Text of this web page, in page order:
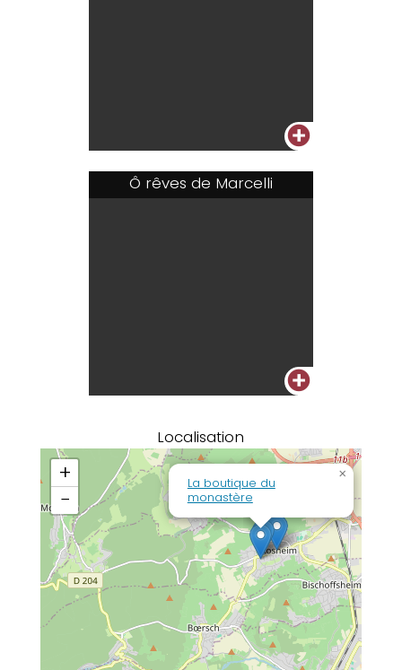
+
Ô rêves de Marcelli
+
Localisation
La boutique du
monastère
×
+
−